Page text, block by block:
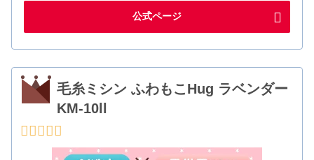
公式ページ
毛糸ミシン ふわもこHug ラベンダー
KM-10ll